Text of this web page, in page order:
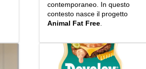
contemporaneo. In questo
contesto nasce il progetto
Animal Fat Free